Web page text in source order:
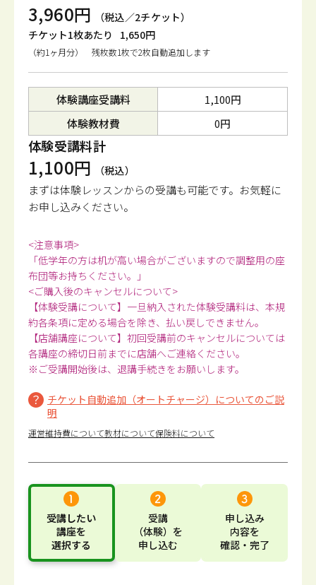
3,960円
（税込／2チケット）
チケット1枚あたり
1,650円
（約1ヶ月分） 残枚数1枚で2枚自動追加します
体験講座受講料
1,100円
体験教材費
0円
体験受講料計
1,100円 （税込）
まずは体験レッスンからの受講も可能です。 お気軽に
お申し込みください。
<注意事項>
「低学年の方は机が高い場合がございますので調整用の座
布団等お持ちください。」
<ご購入後のキャンセルについて>
【体験受講について】一旦納入された体験受講料は、本規
約各条項に定める場合を除き、払い戻しできません。
【店舗講座について】初回受講前のキャンセルについては
各講座の締切日前までに店舗へご連絡ください。
※ご受講開始後は、退講手続きをお願いします。
チケット自動追加（オートチャージ）についてのご説
明
運営維持費について教材について保険料について
受講したい
講座を
選択する
受講
（体験） を
申し込む
申し込み
内容を
確認・完了